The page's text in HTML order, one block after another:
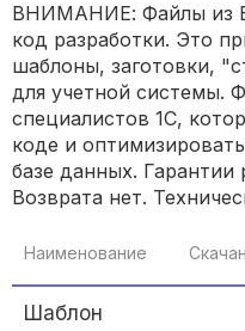
ВНИМАНИЕ: Файлы из
код разработки. Это
шаблоны, заготовки,
для учетной системы.
специалистов 1С,
коде и
базе данных. Гарантии
Возврата нет.
Наименование
Шаблон